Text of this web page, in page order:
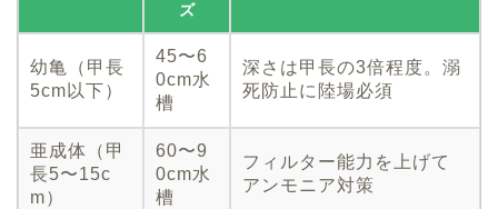
ズ
幼亀（甲長
5cm以下）
45〜6
0cm水
槽
深さは甲長の3倍程度。溺
死防止に陸場必須
亜成体（甲
長5〜15c
m）
60〜9
0cm水
槽
フィルター能力を上げて
アンモニア対策